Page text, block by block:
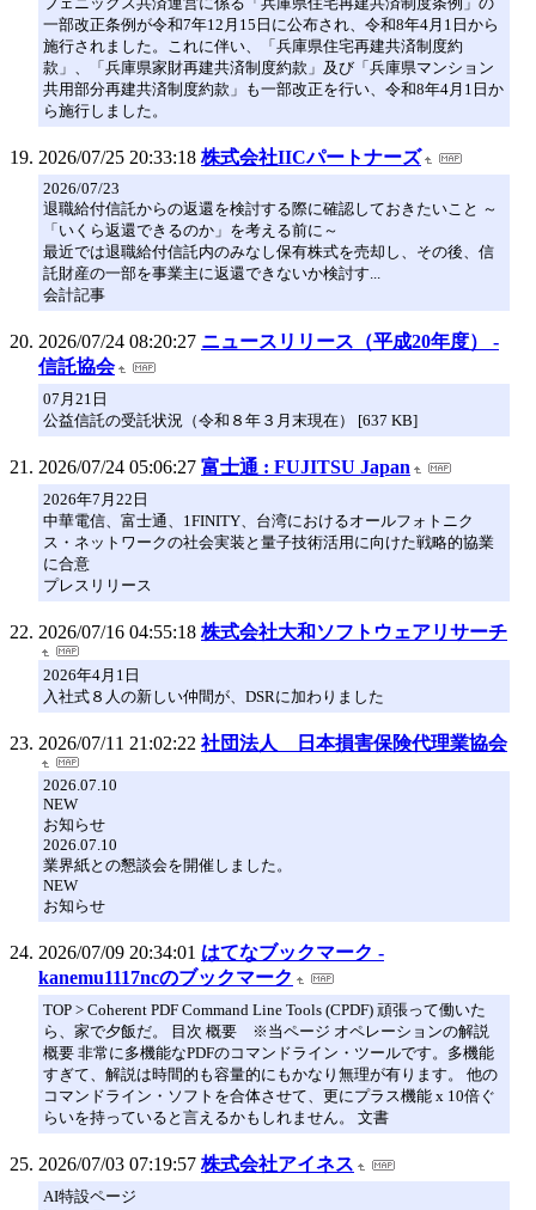
一部改正条例が令和7年12月15日に公布され、令和8年4月1日から
施行されました。これに伴い、「兵庫県住宅再建共済制度約
款」、「兵庫県家財再建共済制度約款」及び「兵庫県マンション
共用部分再建共済制度約款」も一部改正を行い、令和8年4月1日か
ら施行しました。
2026/07/25 20:33:18 株式会社IICパートナーズ
2026/07/23
退職給付信託からの返還を検討する際に確認しておきたいこと ～
「いくら返還できるのか」を考える前に～
最近では退職給付信託内のみなし保有株式を売却し、その後、信
託財産の一部を事業主に返還できないか検討す...
会計記事
2026/07/24 08:20:27 ニュースリリース（平成20年度） -
信託協会
07月21日
公益信託の受託状況（令和８年３月末現在） [637 KB]
2026/07/24 05:06:27 富士通 : FUJITSU Japan
2026年7月22日
中華電信、富士通、1FINITY、台湾におけるオールフォトニク
ス・ネットワークの社会実装と量子技術活用に向けた戦略的協業
に合意
プレスリリース
2026/07/16 04:55:18 株式会社大和ソフトウェアリサーチ
2026年4月1日
入社式８人の新しい仲間が、DSRに加わりました
2026/07/11 21:02:22 社団法人 日本損害保険代理業協会
2026.07.10
NEW
お知らせ
2026.07.10
業界紙との懇談会を開催しました。
NEW
お知らせ
2026/07/09 20:34:01 はてなブックマーク -
kanemu1117ncのブックマーク
TOP > Coherent PDF Command Line Tools (CPDF) 頑張って働いた
ら、家で夕飯だ。 目次 概要 ※当ページ オペレーションの解説
概要 非常に多機能なPDFのコマンドライン・ツールです。多機能
すぎて、解説は時間的も容量的にもかなり無理が有ります。 他の
コマンドライン・ソフトを合体させて、更にプラス機能 x 10倍ぐ
らいを持っていると言えるかもしれません。 文書
2026/07/03 07:19:57 株式会社アイネス
AI特設ページ